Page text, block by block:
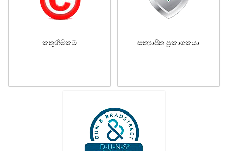
කතුහිමිකම සත්‍යාපිත ප්‍රකාශකයා